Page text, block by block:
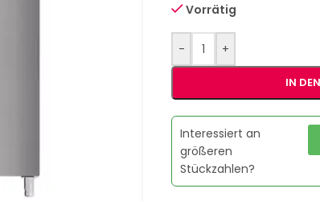
Vorrätig
- +
IN
Interessiert an
größeren
Stückzahlen?